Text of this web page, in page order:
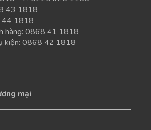
43 1818
1818
hàng: 0868 41 1818
kiện: 0868 42 1818
mại